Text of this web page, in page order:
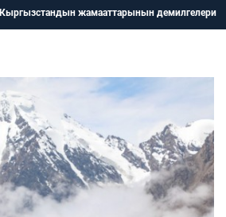
Кыргызстандын жамааттарынын демилгелери